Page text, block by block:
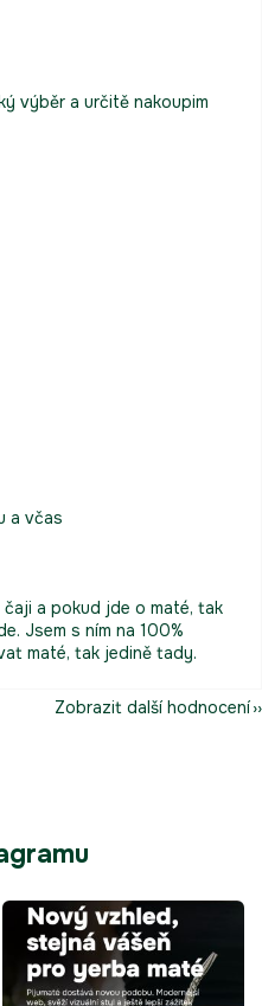
výběr a určitě nakoupim
a včas
a pokud jde o maté, tak
Jsem s ním na 100%
maté, tak jedině tady.
Zobrazit další hodnocení